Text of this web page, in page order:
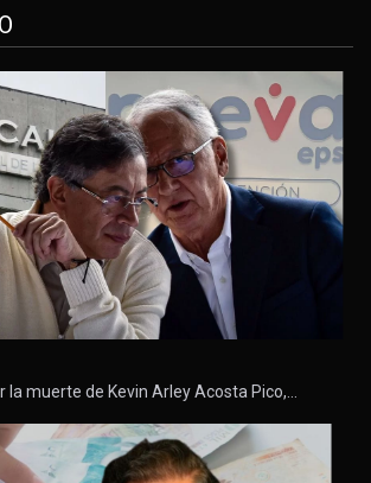
la muerte de Kevin Arley Acosta Pico,…